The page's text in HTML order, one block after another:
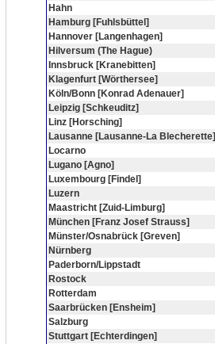
Hahn
Hamburg [Fuhlsbüttel]
Hannover [Langenhagen]
Hilversum (The Hague)
Innsbruck [Kranebitten]
Klagenfurt [Wörthersee]
Köln/Bonn [Konrad Adenauer]
Leipzig [Schkeuditz]
Linz [Horsching]
Lausanne [Lausanne-La Blecherette]
Locarno
Lugano [Agno]
Luxembourg [Findel]
Luzern
Maastricht [Zuid-Limburg]
München [Franz Josef Strauss]
Münster/Osnabrück [Greven]
Nürnberg
Paderborn/Lippstadt
Rostock
Rotterdam
Saarbrücken [Ensheim]
Salzburg
Stuttgart [Echterdingen]